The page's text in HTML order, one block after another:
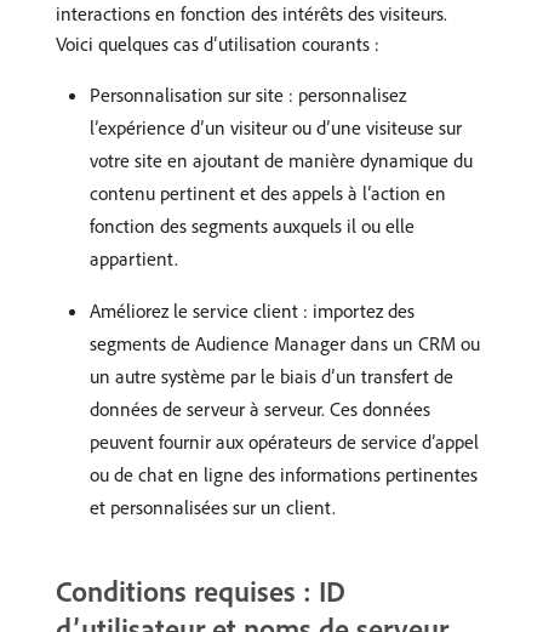
interactions en fonction des intérêts des visiteurs.
Voici quelques cas d’utilisation courants :
Personnalisation sur site : personnalisez
l’expérience d’un visiteur ou d’une visiteuse sur
votre site en ajoutant de manière dynamique du
contenu pertinent et des appels à l’action en
fonction des segments auxquels il ou elle
appartient.
Améliorez le service client : importez des
segments de Audience Manager dans un CRM ou
un autre système par le biais d’un transfert de
données de serveur à serveur. Ces données
peuvent fournir aux opérateurs de service d’appel
ou de chat en ligne des informations pertinentes
et personnalisées sur un client.
Conditions requises : ID